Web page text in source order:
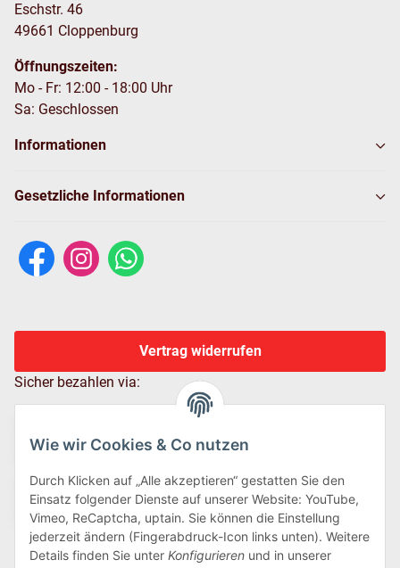
Wie wir Cookies & Co nutzen
Durch Klicken auf „Alle akzeptieren“ gestatten Sie den
Einsatz folgender Dienste auf unserer Website: YouTube,
Vimeo, ReCaptcha, uptain. Sie können die Einstellung
jederzeit ändern (Fingerabdruck-Icon links unten). Weitere
Details finden Sie unter Konfigurieren und in unserer
Eschstr. 46
49661 Cloppenburg
Öffnungszeiten:
Mo - Fr: 12:00 - 18:00 Uhr
Sa: Geschlossen
Informationen
Gesetzliche Informationen
Vertrag widerrufen
Sicher bezahlen via:
Wir versenden via: